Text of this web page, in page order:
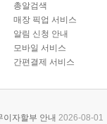
총알검색
매장 픽업 서비스
알림 신청 안내
모바일 서비스
간편결제 서비스
이자할부 안내 2026-08-01